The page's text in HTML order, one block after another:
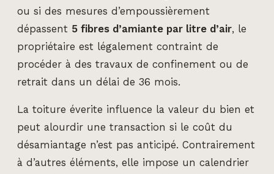
ou si des mesures d’empoussièrement
dépassent 5 fibres d’amiante par litre d’air, le
propriétaire est légalement contraint de
procéder à des travaux de confinement ou de
retrait dans un délai de 36 mois.
La toiture éverite influence la valeur du bien et
peut alourdir une transaction si le coût du
désamiantage n’est pas anticipé. Contrairement
à d’autres éléments, elle impose un calendrier